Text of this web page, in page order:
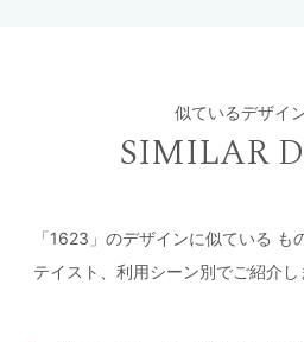
似ているデザイ
SIMILAR
「1623」のデザインに似ている も
テイスト、利用シーン別でご紹介し